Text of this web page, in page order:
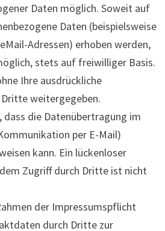
Daten möglich. Soweit auf
Daten (beispielsweise
Adressen) erhoben werden,
stets auf freiwilliger Basis.
Ihre ausdrückliche
weitergegeben.
dass die Datenübertragung im
per E-Mail)
kann. Ein lückenloser
Zugriff durch Dritte ist nicht
der Impressumspflicht
durch Dritte zur